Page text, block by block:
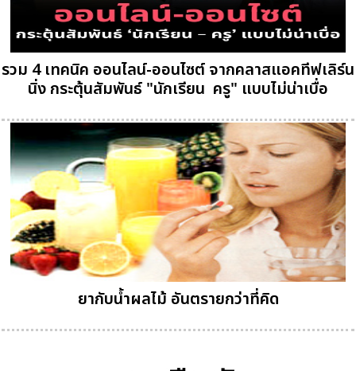
รวม 4 เทคนิค ออนไลน์-ออนไซต์ จากคลาสแอคทีฟเลิร์น
นิ่ง กระตุ้นสัมพันธ์ "นักเรียน  ครู" แบบไม่น่าเบื่อ
ยากับน้ำผลไม้ อันตรายกว่าที่คิด